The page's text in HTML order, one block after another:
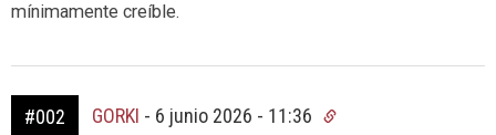
mínimamente creíble.
#002 GORKI - 6 junio 2026 - 11:36